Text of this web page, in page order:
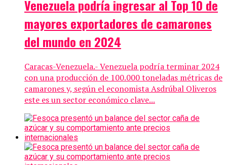
Venezuela podría ingresar al Top 10 de
mayores exportadores de camarones
del mundo en 2024
Caracas-Venezuela.- Venezuela podría terminar 2024
con una producción de 100.000 toneladas métricas de
camarones y, según el economista Asdrúbal Oliveros
este es un sector económico clave...